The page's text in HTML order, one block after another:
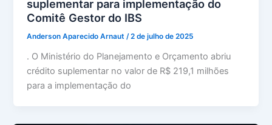
suplementar para implementação do
Comitê Gestor do IBS
Anderson Aparecido Arnaut/2 de julho de 2025
. O Ministério do Planejamento e Orçamento abriu
crédito suplementar no valor de R$ 219,1 milhões
para a implementação do